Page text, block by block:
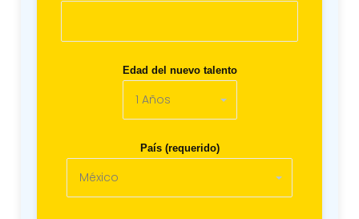
Edad del nuevo talento
País (requerido)